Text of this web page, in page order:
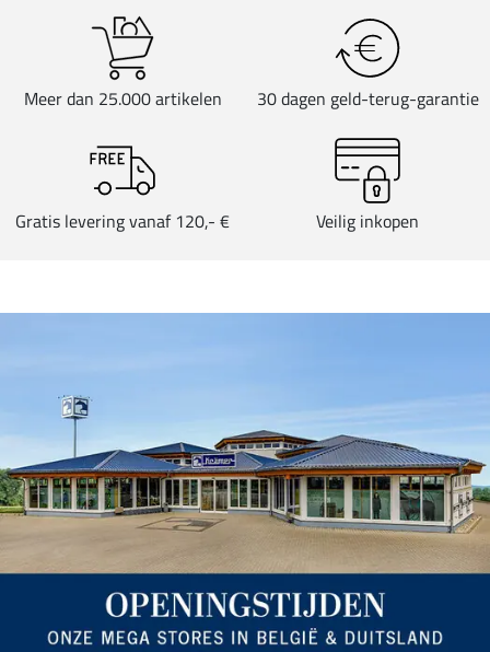
Meer dan 25.000 artikelen 30 dagen geld-terug-garantie
Gratis levering vanaf 120,- € Veilig inkopen